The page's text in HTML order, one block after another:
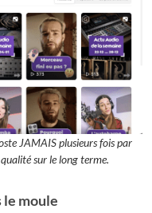
JAMAIS plusieurs fois par
sur le long terme.
le moule